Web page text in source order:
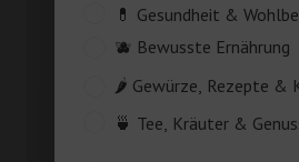
Customer_Interest
💊 Gesundheit &
🫐 Bewusste Ernährung
🌶️ Gewürze, Rezepte &
🍵 Tee, Kräuter &